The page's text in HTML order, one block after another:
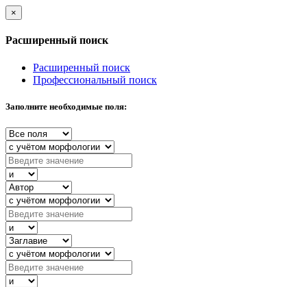
×
Расширенный поиск
Расширенный поиск
Профессиональный поиск
Заполните необходимые поля: